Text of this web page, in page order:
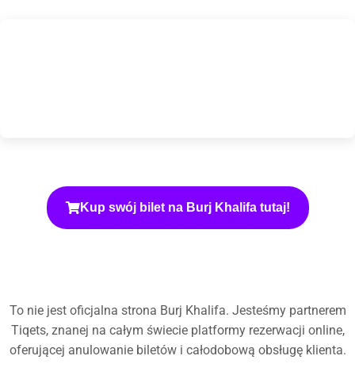
Kup swój bilet na Burj Khalifa tutaj!
To nie jest oficjalna strona Burj Khalifa. Jesteśmy partnerem
Tiqets, znanej na całym świecie platformy rezerwacji online,
oferującej anulowanie biletów i całodobową obsługę klienta.